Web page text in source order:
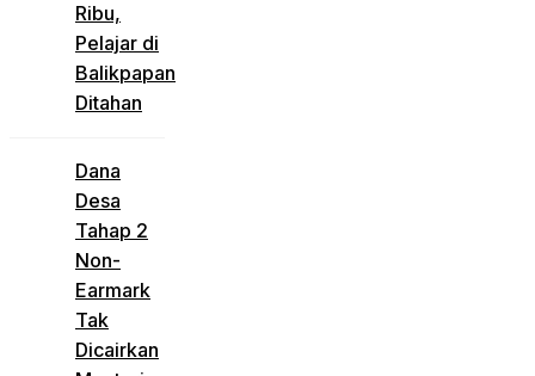
Ribu,
Pelajar di
Balikpapan
Ditahan
Dana
Desa
Tahap 2
Non-
Earmark
Tak
Dicairkan